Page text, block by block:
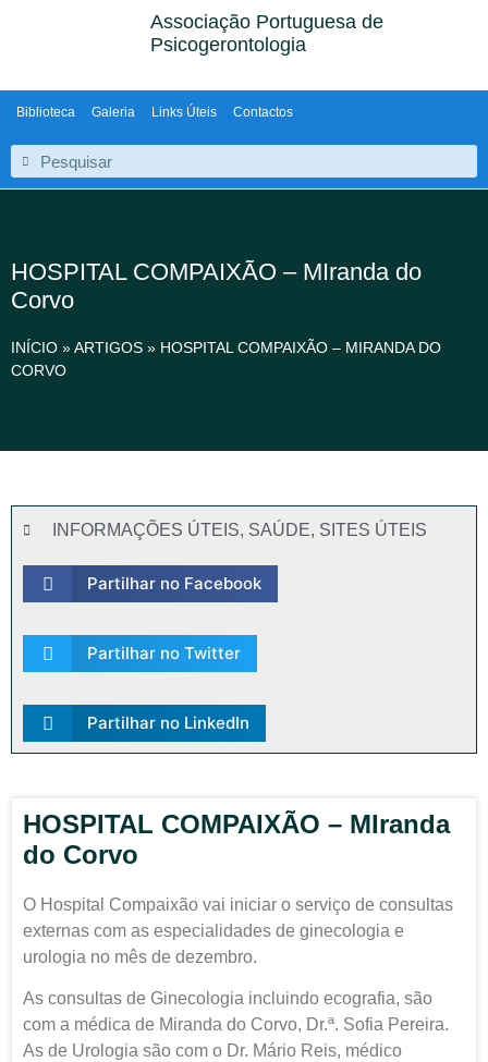
Associação Portuguesa de
Psicogerontologia
Biblioteca Galeria Links Úteis Contactos
HOSPITAL COMPAIXÃO – MIranda do
Corvo
INÍCIO »ARTIGOS » HOSPITAL COMPAIXÃO – MIRANDA DO
CORVO
INFORMAÇÕES ÚTEIS, SAÚDE, SITES ÚTEIS
Partilhar no Facebook
Partilhar no Twitter
Partilhar no LinkedIn
HOSPITAL COMPAIXÃO – MIranda
do Corvo
O Hospital Compaixão vai iniciar o serviço de consultas
externas com as especialidades de ginecologia e
urologia no mês de dezembro.
As consultas de Ginecologia incluindo ecografia, são
com a médica de Miranda do Corvo, Dr.ª. Sofia Pereira.
As de Urologia são com o Dr. Mário Reis, médico